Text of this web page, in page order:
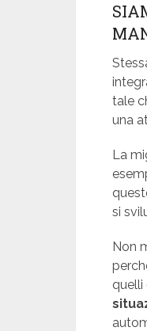
tale
una
La
si
Non
quelli